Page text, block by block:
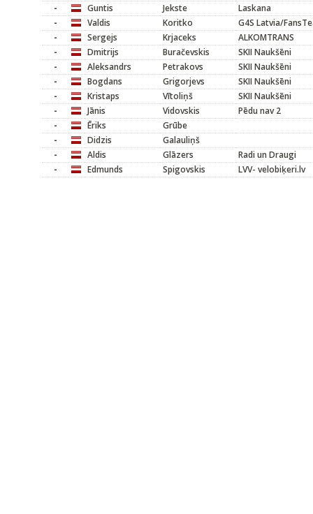
-
Guntis Jekste
Laskana
-
Valdis Koritko
G4S Latvia/
-
Sergejs Krjaceks
ALKOMTRANS
-
Dmitrijs Buračevskis
SKII Naukšēni
-
Aleksandrs Petrakovs
SKII Naukšēni
-
Bogdans Grigorjevs
SKII Naukšēni
-
Kristaps Vītoliņš
SKII Naukšēni
-
Jānis Vidovskis
Pēdu nav 2
-
Ēriks
Grūbe
-
Didzis
Galauliņš
-
Aldis Glāzers
Radi un Draugi
-
Edmunds Spigovskis LVV- velobiķeri.lv